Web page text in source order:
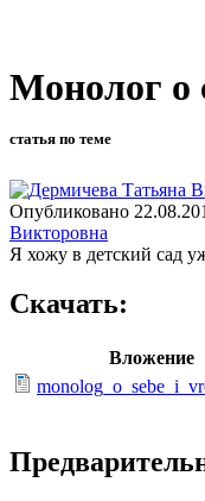
Монолог о
статья по теме
Опубликовано
Викторовна
Я хожу в детский сад
Скачать:
Вложение